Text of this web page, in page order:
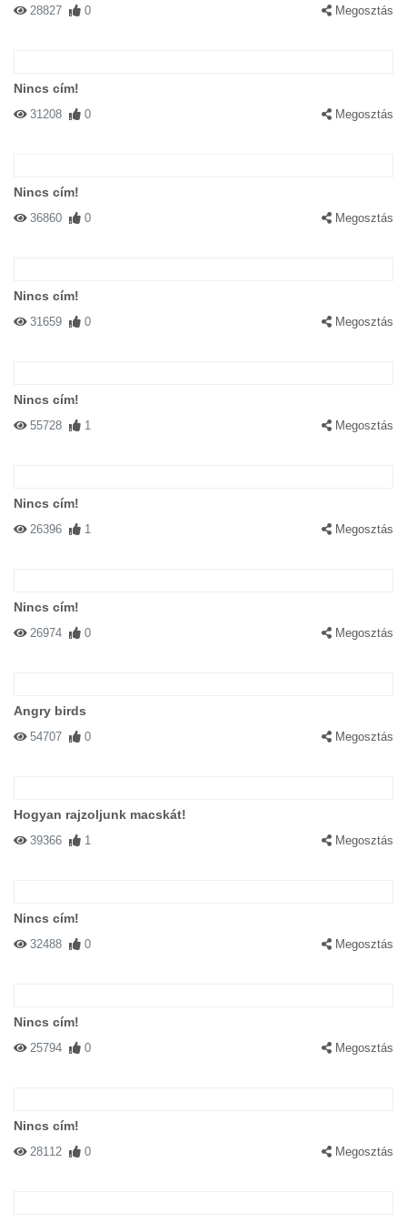
28827 0 Megosztás
Nincs cím!
31208 0 Megosztás
Nincs cím!
36860 0 Megosztás
Nincs cím!
31659 0 Megosztás
Nincs cím!
55728 1 Megosztás
Nincs cím!
26396 1 Megosztás
Nincs cím!
26974 0 Megosztás
Angry birds
54707 0 Megosztás
Hogyan rajzoljunk macskát!
39366 1 Megosztás
Nincs cím!
32488 0 Megosztás
Nincs cím!
25794 0 Megosztás
Nincs cím!
28112 0 Megosztás